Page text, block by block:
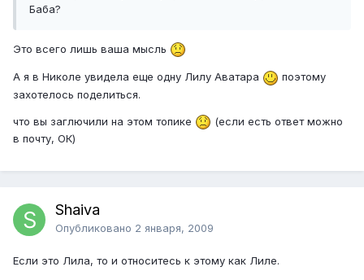
Баба?
Это всего лишь ваша мысль
А я в Николе увидела еще одну Лилу Аватара
поэтому
захотелось поделиться.
что вы заглючили на этом топике
(если есть ответ можно
в почту, ОК)
Shaiva
Опубликовано 2 января, 2009
Если это Лила, то и относитесь к этому как Лиле.